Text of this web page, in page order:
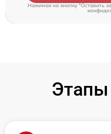
Нажимая на кнопку "Оставить